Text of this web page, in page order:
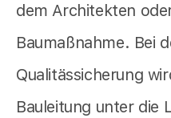
dem Architekten
Baumaßnahme. Bei
Qualitässicherung
Bauleitung unter die